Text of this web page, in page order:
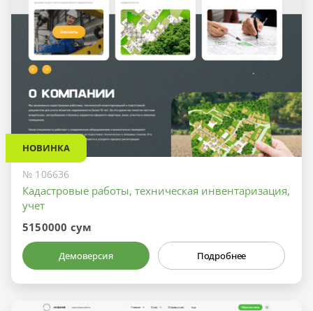
НОВИНКА
№ 106636
Кадастровые работы, техническая инвентаризация,
учет
5150000 сум
Демоверсия Подробнее